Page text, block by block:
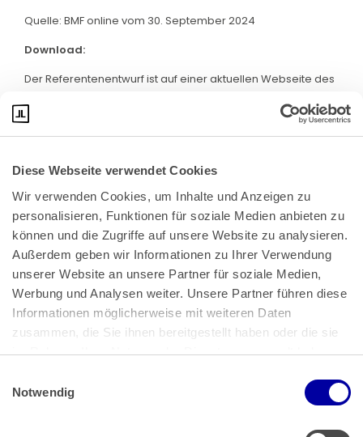
Diese Webseite verwendet Cookies
Wir verwenden Cookies, um Inhalte und Anzeigen zu
personalisieren, Funktionen für soziale Medien anbieten zu
können und die Zugriffe auf unsere Website zu analysieren.
Außerdem geben wir Informationen zu Ihrer Verwendung
unserer Website an unsere Partner für soziale Medien,
Werbung und Analysen weiter. Unsere Partner führen diese
Informationen möglicherweise mit weiteren Daten
zusammen, die Sie ihnen bereitgestellt haben oder die sie
im Rahmen Ihrer Nutzung der Dienste gesammelt haben.
Impressum
Notwendig
Quelle: BMF online vom 30. September 2024
Download:
Der Referentenentwurf ist auf einer aktuellen Webseite des
Bundeskanzlerplatz 2
53113 Bonn
Pressemitteilungen|AGB
Impressum|Datenschutz